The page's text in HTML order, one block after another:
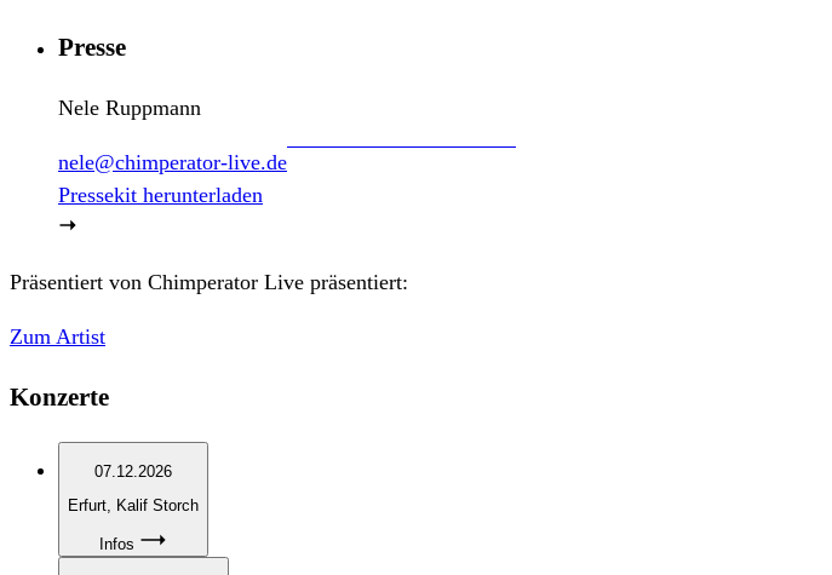
Presse
Nele Ruppmann
nele@chimperator-live.de
Pressekit herunterladen
Präsentiert von Chimperator Live präsentiert:
Zum Artist
Konzerte
07.12.2026
Erfurt , Kalif Storch
Infos